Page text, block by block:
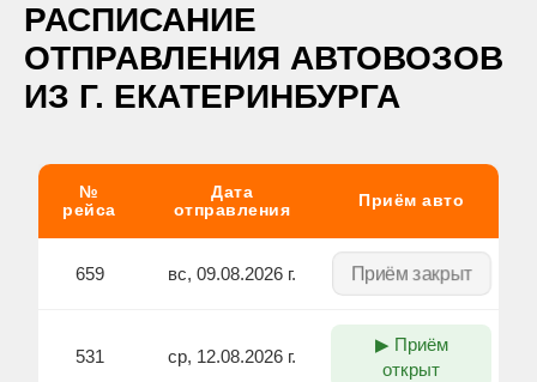
РАСПИСАНИЕ
ОТПРАВЛЕНИЯ АВТОВОЗОВ
ИЗ Г. ЕКАТЕРИНБУРГА
№
рейса
Дата
отправления
Приём авто
659 вс, 09.08.2026 г. Приём закрыт
531 ср, 12.08.2026 г.
▶ Приём
открыт